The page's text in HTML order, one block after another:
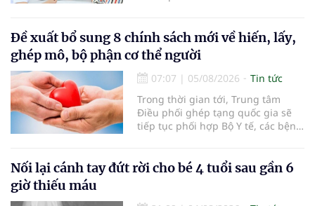
nhận 32.286.360 người, chiếm gần
30% dân số cả nước đã được khám
sức khỏe định kỳ năm nay.
Đề xuất bổ sung 8 chính sách mới về hiến, lấy,
ghép mô, bộ phận cơ thể người
07:07 | 05/08/2026
Tin tức
Trong thời gian tới, Trung tâm
Điều phối ghép tạng quốc gia sẽ
tiếp tục phối hợp Bộ Y tế, các bệnh
cường truyền thông, hoàn thiện
quy trình chuyên môn và hệ thống
Nối lại cánh tay đứt rời cho bé 4 tuổi sau gần 6
giờ thiếu máu